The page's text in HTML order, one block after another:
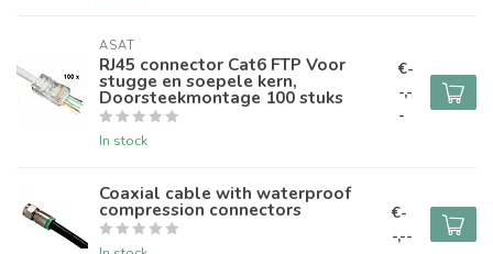
ASAT
RJ45 connector Cat6 FTP Voor
stugge en soepele kern,
Doorsteekmontage 100 stuks
In stock
€-
-,-
-
Coaxial cable with waterproof
compression connectors
€-
-,--